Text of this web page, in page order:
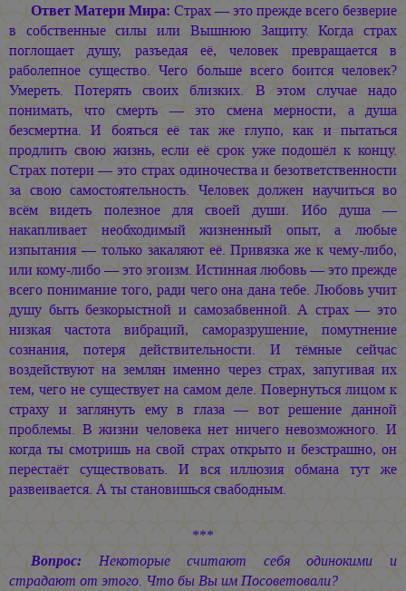
Ответ Матери Мира: Страх — это прежде всего безверие
в собственные силы или Вышнюю Защиту. Когда страх
поглощает душу, разъедая её, человек превращается в
раболепное существо. Чего больше всего боится человек?
Умереть. Потерять своих близких. В этом случае надо
понимать, что смерть — это смена мерности, а душа
безсмертна. И бояться её так же глупо, как и пытаться
продлить свою жизнь, если её срок уже подошёл к концу.
Страх потери — это страх одиночества и безответственности
за свою самостоятельность. Человек должен научиться во
всём видеть полезное для своей души. Ибо душа —
накапливает необходимый жизненный опыт, а любые
изпытания — только закаляют её. Привязка же к чему-либо,
или кому-либо — это эгоизм. Истинная любовь — это прежде
всего понимание того, ради чего она дана тебе. Любовь учит
душу быть безкорыстной и самозабвенной. А страх — это
низкая частота вибраций, саморазрушение, помутнение
сознания, потеря действительности. И тёмные сейчас
воздействуют на землян именно через страх, запугивая их
тем, чего не существует на самом деле. Повернуться лицом к
страху и заглянуть ему в глаза — вот решение данной
проблемы. В жизни человека нет ничего невозможного. И
когда ты смотришь на свой страх открыто и безстрашно, он
перестаёт существовать. И вся иллюзия обмана тут же
развеивается. А ты становишься свабодным.
***
Вопрос: Некоторые считают себя одинокими и
страдают от этого. Что бы Вы им Посоветовали?